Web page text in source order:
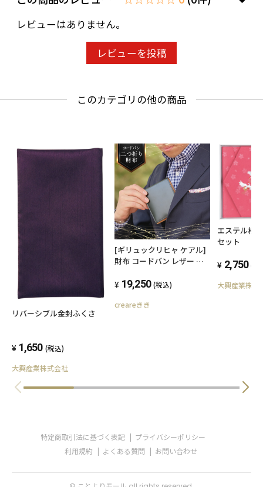
レビューはありません。
レビューを投稿
このカテゴリの他の商品
リバーシブル金封ふくさ
1,650 (税込)
大興産業株式会社
[ギリュックリヒャ ケアル]
財布 コードバン レザー 二
付き 名入れ無料 お父さん
(5/variation)
19,250 (税込)
creareきき
エステル桜
セット
2,750 (税
大興産業株式
特定商取引法に基づく表記
プライバシーポリシー
利用規約
よくある質問 お問い合わせ